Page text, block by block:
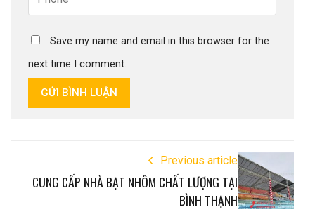
Save my name and email in this browser for the
next time I comment.
GỬI BÌNH LUẬN
Previous article
CUNG CẤP NHÀ BẠT NHÔM CHẤT LƯỢNG TẠI
BÌNH THẠNH